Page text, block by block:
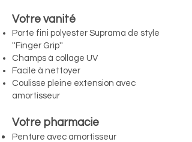
​Votre vanité
Porte fini polyester Suprama de style
''Finger Grip''
Champs à collage UV
Facile à nettoyer
Coulisse pleine extension avec
amortisseur
Votre pharmacie
Penture avec amortisseur